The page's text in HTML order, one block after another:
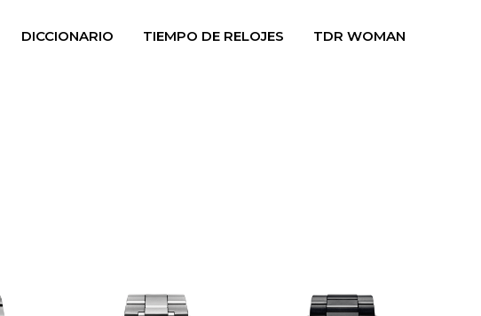
DICCIONARIO TIEMPO DE RELOJES TDR WOMAN